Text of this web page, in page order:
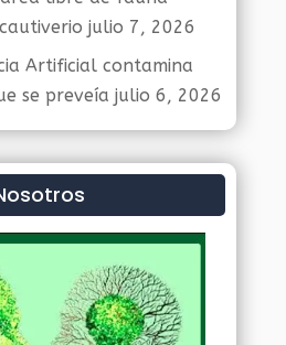
julio 7, 2026
Artificial contamina
se preveía julio 6, 2026